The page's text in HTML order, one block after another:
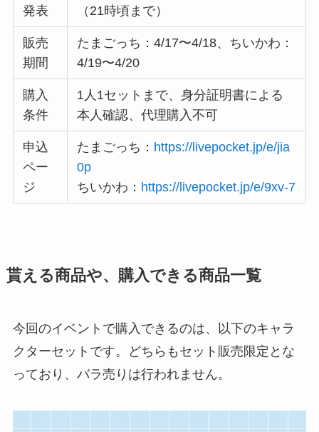
発表
（21時頃まで）
販売
期間
たまごっち：4/17〜4/18、ちいかわ：
4/19〜4/20
購入
条件
1人1セットまで、身分証明書による
本人確認、代理購入不可
申込
ペー
ジ
たまごっち： https://livepocket.jp/e/jia
0p
ちいかわ： https://livepocket.jp/e/9xv-7
貰える商品や、購入できる商品一覧
今回のイベントで購入できるのは、以下のキャラ
クターセットです。どちらもセット販売限定とな
っており、バラ売りは行われません。